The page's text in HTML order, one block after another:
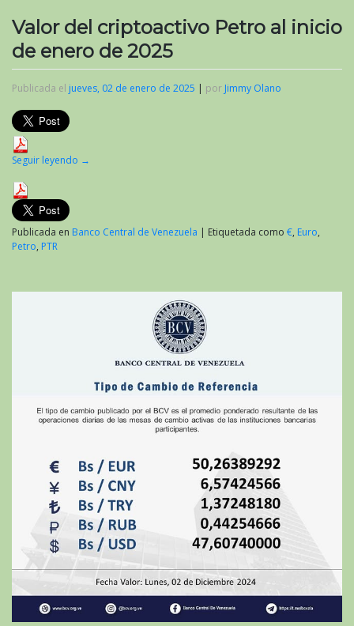
Valor del criptoactivo Petro al inicio
de enero de 2025
Publicada el jueves, 02 de enero de 2025 | por Jimmy Olano
Seguir leyendo →
Publicada en Banco Central de Venezuela | Etiquetada como €, Euro,
Petro, PTR